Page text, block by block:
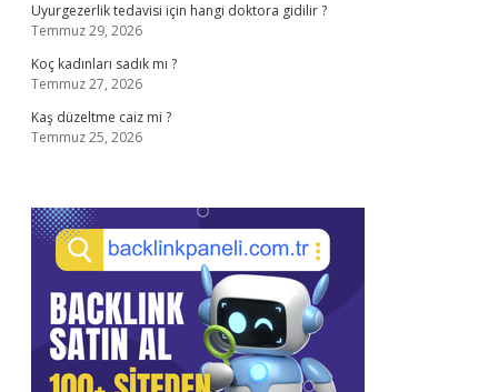
Uyurgezerlik tedavisi için hangi doktora gidilir ?
Temmuz 29, 2026
Koç kadınları sadık mı ?
Temmuz 27, 2026
Kaş düzeltme caiz mi ?
Temmuz 25, 2026